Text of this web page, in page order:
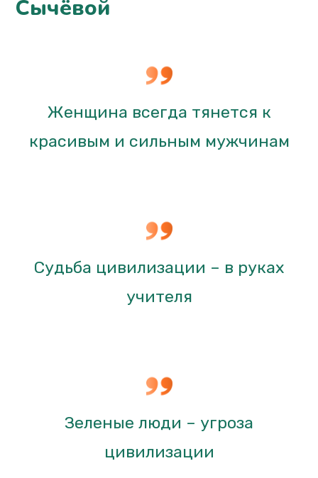
Сычёвой
Женщина всегда тянется к
красивым и сильным мужчинам
Судьба цивилизации – в руках
учителя
Зеленые люди – угроза
цивилизации